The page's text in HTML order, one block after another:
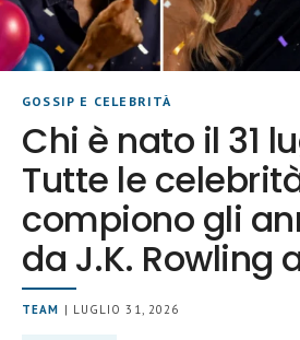
GOSSIP E CELEBRITÀ
Chi è nato il 31
Tutte le
compiono gli
da J.K. Rowling
TEAM | LUGLIO 31, 2026